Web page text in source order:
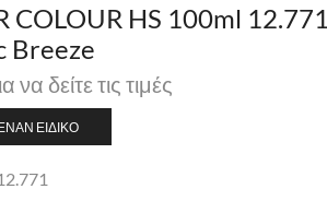
COLOUR HS 100ml
Breeze
να δείτε τις τιμές
ΕΙΔΙΚΌ